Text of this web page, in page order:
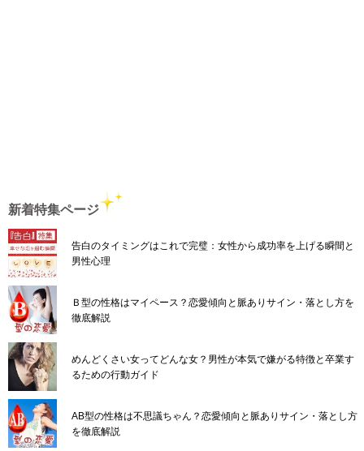
新着特集ページ
告白のタイミングはこれで完璧：女性から成功率を上げる瞬間と
男性心理
Ｂ型の性格はマイペース？恋愛傾向と脈ありサイン・落とし方を
徹底解説
めんどくさい女ってどんな女？男性が本気で嫌がる特徴と卒業す
るための行動ガイド
AB型の性格は不思議ちゃん？恋愛傾向と脈ありサイン・落とし方
を徹底解説